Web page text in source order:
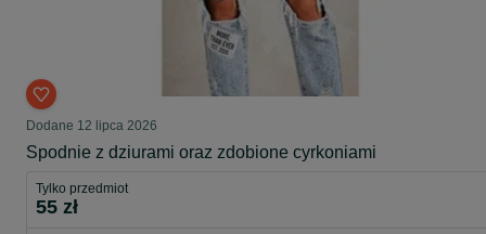
Dodane 12 lipca 2026
Spodnie z dziurami oraz zdobione cyrkoniami
Tylko przedmiot
55 zł